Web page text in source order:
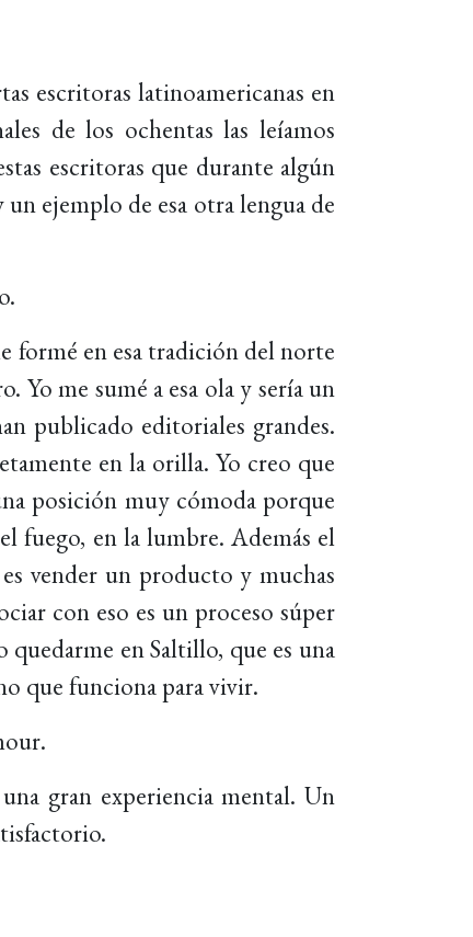
escritoras latinoamericanas en
de los ochentas las leíamos
escritoras que durante algún
ejemplo de esa otra lengua de
formé en esa tradición del norte
me sumé a esa ola y sería un
publicado editoriales grandes.
en la orilla. Yo creo que
posición muy cómoda porque
fuego, en la lumbre. Además el
vender un producto y muchas
con eso es un proceso súper
en Saltillo, que es una
que funciona para vivir.
gran experiencia mental. Un